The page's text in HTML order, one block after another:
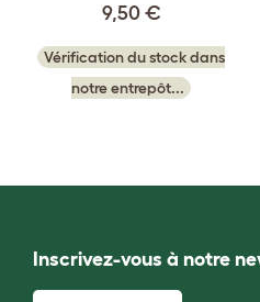
9,50 €
Vérification du stock dans
notre entrepôt...
Inscrivez-vous à notre